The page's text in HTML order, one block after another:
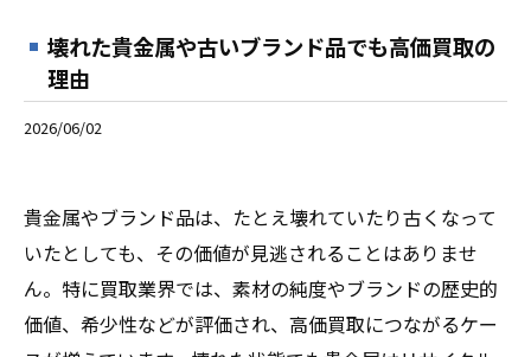
壊れた貴金属や古いブランド品でも高価買取の
理由
2026/06/02
貴金属やブランド品は、たとえ壊れていたり古くなって
いたとしても、その価値が見逃されることはありませ
ん。特に買取業界では、素材の純度やブランドの歴史的
価値、希少性などが評価され、高価買取につながるケー